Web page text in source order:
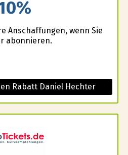
Anschaffungen, wenn Sie
abonnieren.
Rabatt Daniel Hechter